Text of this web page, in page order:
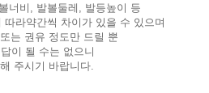
너비, 발볼둘레, 발등높이 등
따라약간씩 차이가 있을 수 있으며
는 권유 정도만 드릴 뿐
이 될 수는 없으니
주시기 바랍니다.